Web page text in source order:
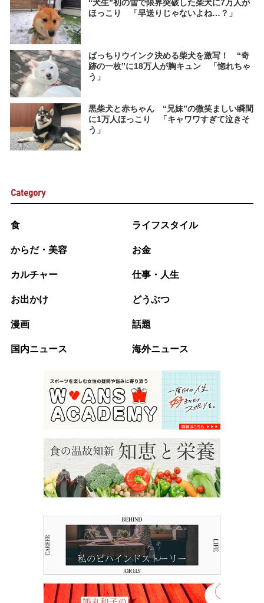
“犬生”初の雪で限界突破した柴犬に7万人が
ほっこり 「早送りじゃないよね…？」
ばっちりウインク決める柴犬を激写！ “奇
跡の一枚”に18万人が胸キュン 「惚れちゃ
う」
黒柴犬と赤ちゃん “兄妹”の微笑ましい瞬間
に1万人ほっこり 「キャワワすぎて泣きそ
う」
Category
食 ライフスタイル
からだ・美容 お金
カルチャー 仕事・人生
お出かけ どうぶつ
漫画 話題
国内ニュース 海外ニュース